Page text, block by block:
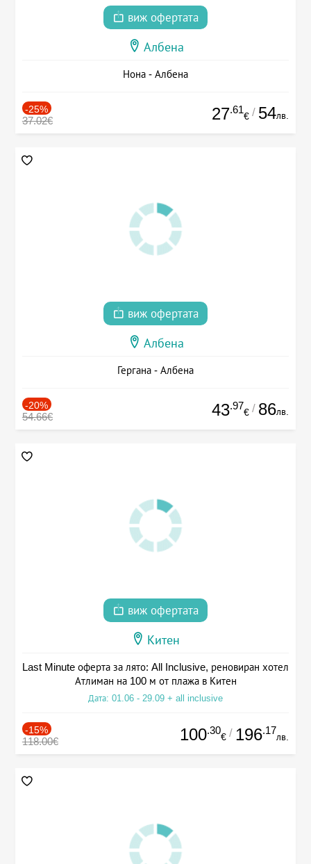
виж офертата
Албена
Нона - Албена
-25%
37.02€ 27.61
€ / 54лв.
виж офертата
Албена
Гергана - Албена
-20%
54.66€ 43.97
€ / 86лв.
виж офертата
Китен
Last Minute оферта за лято: All Inclusive, реновиран хотел
Атлиман на 100 м от плажа в Китен
Дата: 01.06 - 29.09 + all inclusive
-15%
118.00€ 100.30
€ / 196.17
лв.